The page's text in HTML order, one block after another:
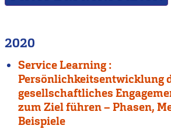
2020
Service Learning :
Persönlichkeitsentwicklung
gesellschaftliches
zum Ziel führen – Phasen,
Beispiele